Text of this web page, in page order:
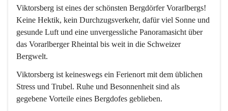
Viktorsberg ist eines der schönsten Bergdörfer Vorarlbergs!
Keine Hektik, kein Durchzugsverkehr, dafür viel Sonne und
gesunde Luft und eine unvergessliche Panoramasicht über
das Vorarlberger Rheintal bis weit in die Schweizer
Bergwelt.
Viktorsberg ist keineswegs ein Ferienort mit dem üblichen
Stress und Trubel. Ruhe und Besonnenheit sind als
gegebene Vorteile eines Bergdofes geblieben.